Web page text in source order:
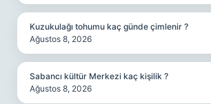
Kuzukulağı tohumu kaç günde çimlenir ?
Ağustos 8, 2026
Sabancı kültür Merkezi kaç kişilik ?
Ağustos 8, 2026